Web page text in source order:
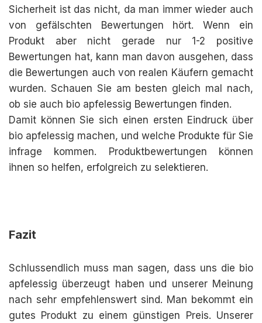
Sicherheit ist das nicht, da man immer wieder auch
von gefälschten Bewertungen hört. Wenn ein
Produkt aber nicht gerade nur 1-2 positive
Bewertungen hat, kann man davon ausgehen, dass
die Bewertungen auch von realen Käufern gemacht
wurden. Schauen Sie am besten gleich mal nach,
ob sie auch bio apfelessig Bewertungen finden.
Damit können Sie sich einen ersten Eindruck über
bio apfelessig machen, und welche Produkte für Sie
infrage kommen. Produktbewertungen können
ihnen so helfen, erfolgreich zu selektieren.
Fazit
Schlussendlich muss man sagen, dass uns die bio
apfelessig überzeugt haben und unserer Meinung
nach sehr empfehlenswert sind. Man bekommt ein
gutes Produkt zu einem günstigen Preis. Unserer